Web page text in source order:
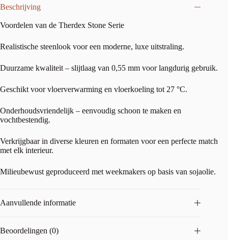
Beschrijving
Voordelen van de Therdex Stone Serie
Realistische steenlook voor een moderne, luxe uitstraling.
Duurzame kwaliteit – slijtlaag van 0,55 mm voor langdurig gebruik.
Geschikt voor vloerverwarming en vloerkoeling tot 27 °C.
Onderhoudsvriendelijk – eenvoudig schoon te maken en
vochtbestendig.
Verkrijgbaar in diverse kleuren en formaten voor een perfecte match
met elk interieur.
Milieubewust geproduceerd met weekmakers op basis van sojaolie.
Aanvullende informatie
Beoordelingen (0)